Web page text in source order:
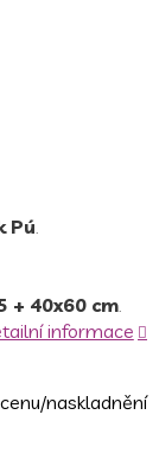
Pú
+ 40x60 cm
informace